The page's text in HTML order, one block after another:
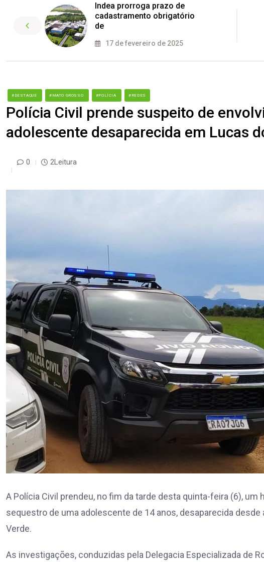
Indea prorroga prazo de
cadastramento obrigatório
de
17 de fevereiro de 2025
#DESTAQUE #MATO GROSSO #POLÍCIA #REDES
Polícia Civil prende suspeito de
adolescente desaparecida em Lucas
0 2Leitura
A Polícia Civil prendeu, no fim da tarde desta quinta-feira (6),
sequestro de uma adolescente de 14 anos, desaparecida
Verde.
As investigações, conduzidas pela Delegacia Especializada de